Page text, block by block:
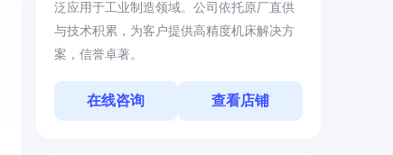
泛应用于工业制造领域。公司依托原厂直供
与技术积累，为客户提供高精度机床解决方
案，信誉卓著。
在线咨询 查看店铺